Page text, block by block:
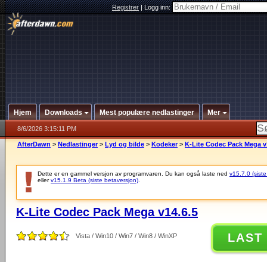
Registrer|Logg inn:
Hjem Downloads Mest populære nedlastinger Mer
8/6/2026 3:15:11 PM
AfterDawn > Nedlastinger > Lyd og bilde > Kodeker > K-Lite Codec Pack Mega
Dette er en gammel versjon av programvaren. Du kan også laste ned v15.7.0
ellerv15.1.9 Beta (siste betaversjon)
K-Lite Codec Pack Mega v14.6.5
Vista / Win10 / Win7 / Win8 / WinXP LAST